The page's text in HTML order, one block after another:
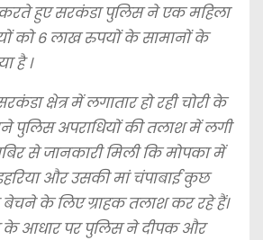
हुए सरकंडा पुलिस ने एक महिला
को 6 लाख रुपयों के सामानों के
है ।
क्षेत्र में लगातार हो रही चोरी के
पुलिस अपराधियों की तलाश में लगी
से जानकारी मिली कि मोपका में
और उसकी मां चंपाबाई कुछ
के लिए ग्राहक तलाश कर रहे हैं।
आधार पर पुलिस ने दीपक और